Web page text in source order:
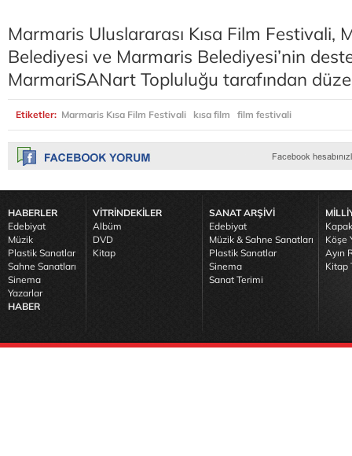
Marmaris Uluslararası Kısa Film Festivali,
Belediyesi ve Marmaris Belediyesi’nin
MarmariSANart Topluluğu tarafından
Etiketler: Marmaris Kısa Film Festivali kısa film film festivali
HABERLER
Edebiyat
Müzik
Plastik Sanatlar
Sahne Sanatları
Sinema
Yazarlar
HABER
VİTRİNDEKİLER
Albüm
DVD
Kitap
SANAT ARŞİVİ
Edebiyat
Müzik & Sahne Sanatları
Plastik Sanatlar
Sinema
Sanat Terimi
Köşe
Ayın
Kitap